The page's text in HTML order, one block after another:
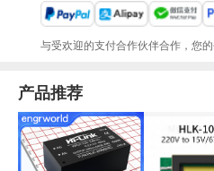
与受欢迎的支付合作伙伴合作，您的
产品推荐